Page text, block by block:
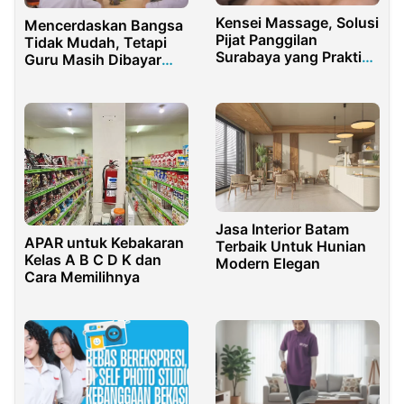
Mencerdaskan Bangsa
Tidak Mudah, Tetapi
Guru Masih Dibayar
Kensei Massage, Solusi
Pijat Panggilan
Surabaya yang Praktis
APAR untuk Kebakaran
Kelas A B C D K dan
Cara Memilihnya
Jasa Interior Batam
Terbaik Untuk Hunian
Modern Elegan